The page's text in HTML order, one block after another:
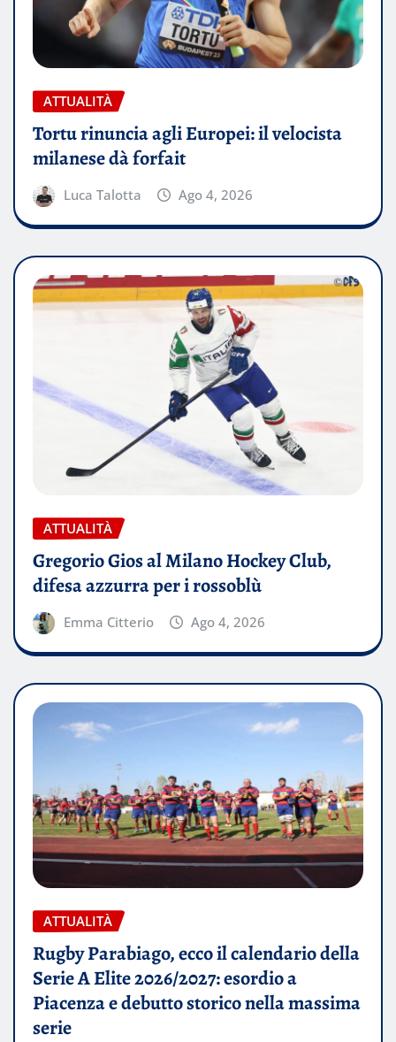
ATTUALITÀ
Tortu rinuncia agli Europei: il velocista
milanese dà forfait
Luca Talotta Ago 4, 2026
ATTUALITÀ
Gregorio Gios al Milano Hockey Club,
difesa azzurra per i rossoblù
Emma Citterio Ago 4, 2026
ATTUALITÀ
Rugby Parabiago, ecco il calendario della
Serie A Elite 2026/2027: esordio a
Piacenza e debutto storico nella massima
serie